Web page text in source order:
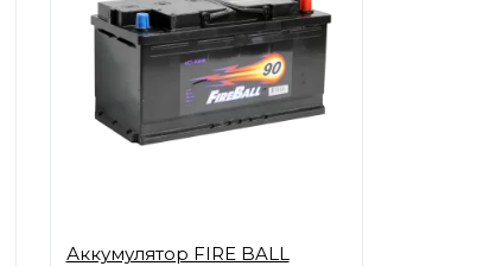
Аккумулятор FIRE BALL